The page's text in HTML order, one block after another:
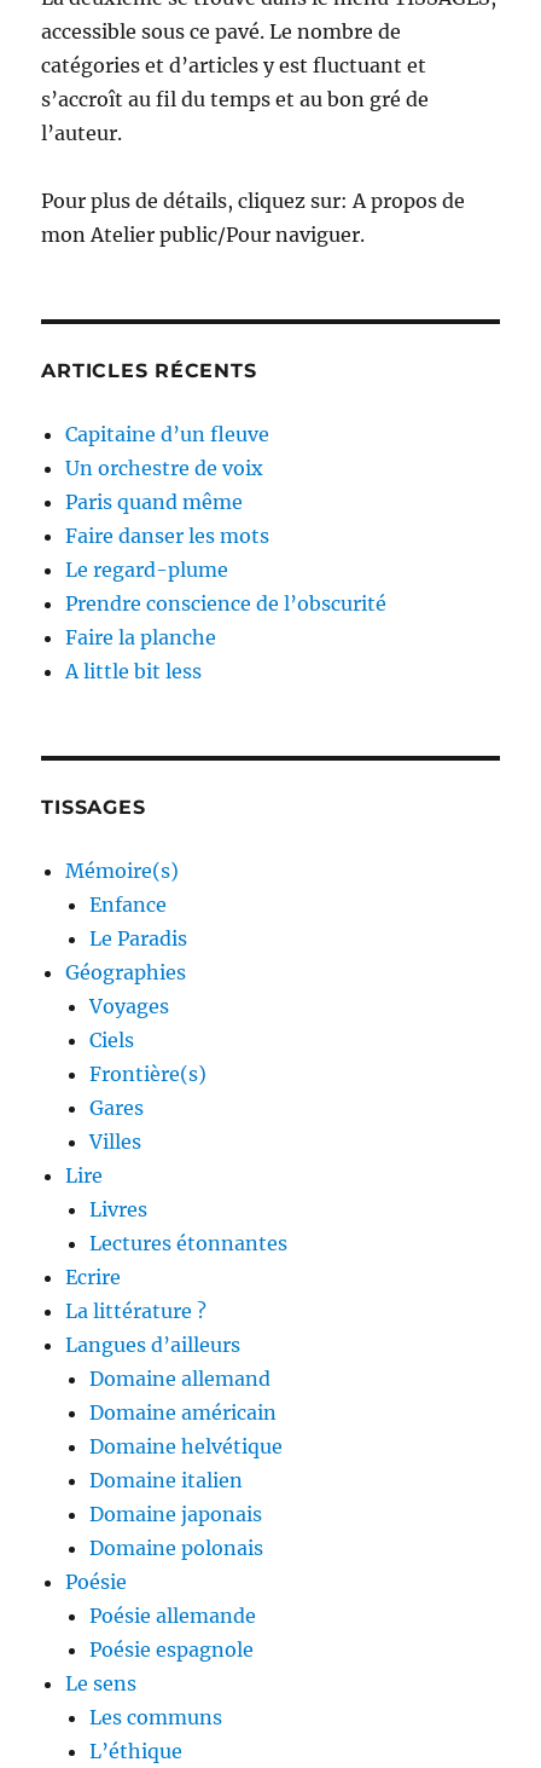
accessible sous ce pavé. Le nombre de
catégories et d’articles y est fluctuant et
s’accroît au fil du temps et au bon gré de
l’auteur.
Pour plus de détails, cliquez sur: A propos de
mon Atelier public/Pour naviguer.
ARTICLES RÉCENTS
Capitaine d’un fleuve
Un orchestre de voix
Paris quand même
Faire danser les mots
Le regard-plume
Prendre conscience de l’obscurité
Faire la planche
A little bit less
TISSAGES
Mémoire(s)
Enfance
Le Paradis
Géographies
Voyages
Ciels
Frontière(s)
Gares
Villes
Lire
Livres
Lectures étonnantes
Ecrire
La littérature ?
Langues d’ailleurs
Domaine allemand
Domaine américain
Domaine helvétique
Domaine italien
Domaine japonais
Domaine polonais
Poésie
Poésie allemande
Poésie espagnole
Le sens
Les communs
L’éthique